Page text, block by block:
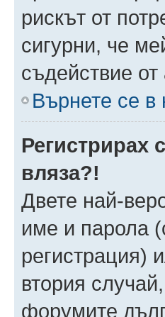
рискът от
сигурни, че
съдействие
Върнете се в
Регистрирах
вляза?!
Двете най-
име и парола
регистрация)
втория
форумите